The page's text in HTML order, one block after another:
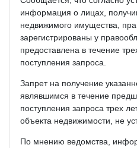
информация о лицах,
недвижимого имущества,
зарегистрированы у
предоставлена в течение
поступления запроса.
Запрет на получение
являвшимся в течение
поступления запроса трех
объекта недвижимости, не
По мнению ведомства,